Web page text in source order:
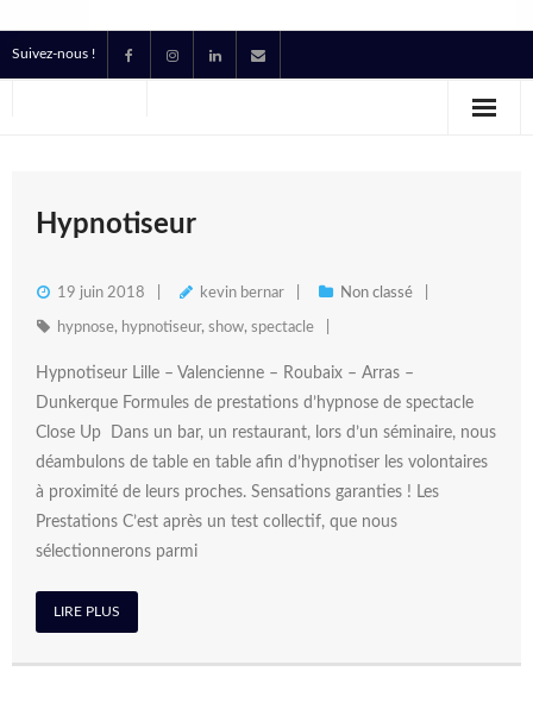
Suivez-nous !
Prestataire Technique Événementiel
Contact
Devis
Hypnotiseur
19 juin 2018 kevin bernar Non classé
hypnose, hypnotiseur, show, spectacle
Hypnotiseur Lille – Valencienne – Roubaix – Arras –
Dunkerque Formules de prestations d’hypnose de spectacle
Close Up Dans un bar, un restaurant, lors d’un séminaire, nous
déambulons de table en table afin d’hypnotiser les volontaires
à proximité de leurs proches. Sensations garanties ! Les
Prestations C’est après un test collectif, que nous
sélectionnerons parmi
LIRE PLUS